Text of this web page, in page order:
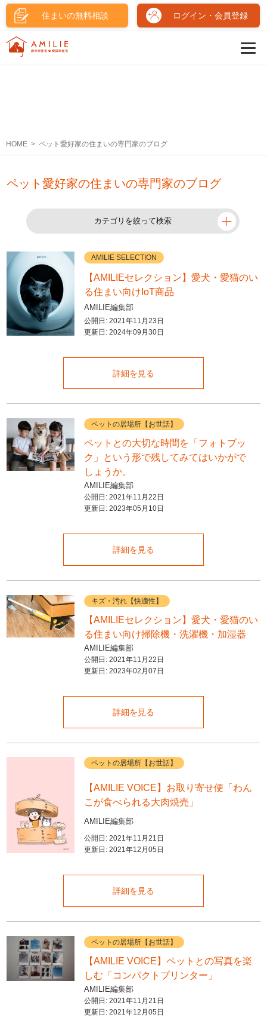
住まいの無料相談 ログイン・会員登録
HOME ペット愛好家の住まいの専門家のブログ
ペット愛好家の住まいの専門家のブログ
カテゴリを絞って検索
AMILIE SELECTION
【AMILIEセレクション】愛犬・愛猫のい
る住まい向けIoT商品
AMILIE編集部
公開日: 2021年11月23日
更新日: 2024年09月30日
詳細を見る
ペットの居場所【お世話】
ペットとの大切な時間を「フォトブッ
ク」という形で残してみてはいかがで
しょうか。
AMILIE編集部
公開日: 2021年11月22日
更新日: 2023年05月10日
詳細を見る
キズ・汚れ【快適性】
【AMILIEセレクション】愛犬・愛猫のい
る住まい向け掃除機・洗濯機・加湿器
AMILIE編集部
公開日: 2021年11月22日
更新日: 2023年02月07日
詳細を見る
ペットの居場所【お世話】
【AMILIE VOICE】お取り寄せ便「わん
こが食べられる大肉焼売」
AMILIE編集部
公開日: 2021年11月21日
更新日: 2021年12月05日
詳細を見る
ペットの居場所【お世話】
【AMILIE VOICE】ペットとの写真を楽
しむ「コンパクトプリンター」
AMILIE編集部
公開日: 2021年11月21日
更新日: 2021年12月05日